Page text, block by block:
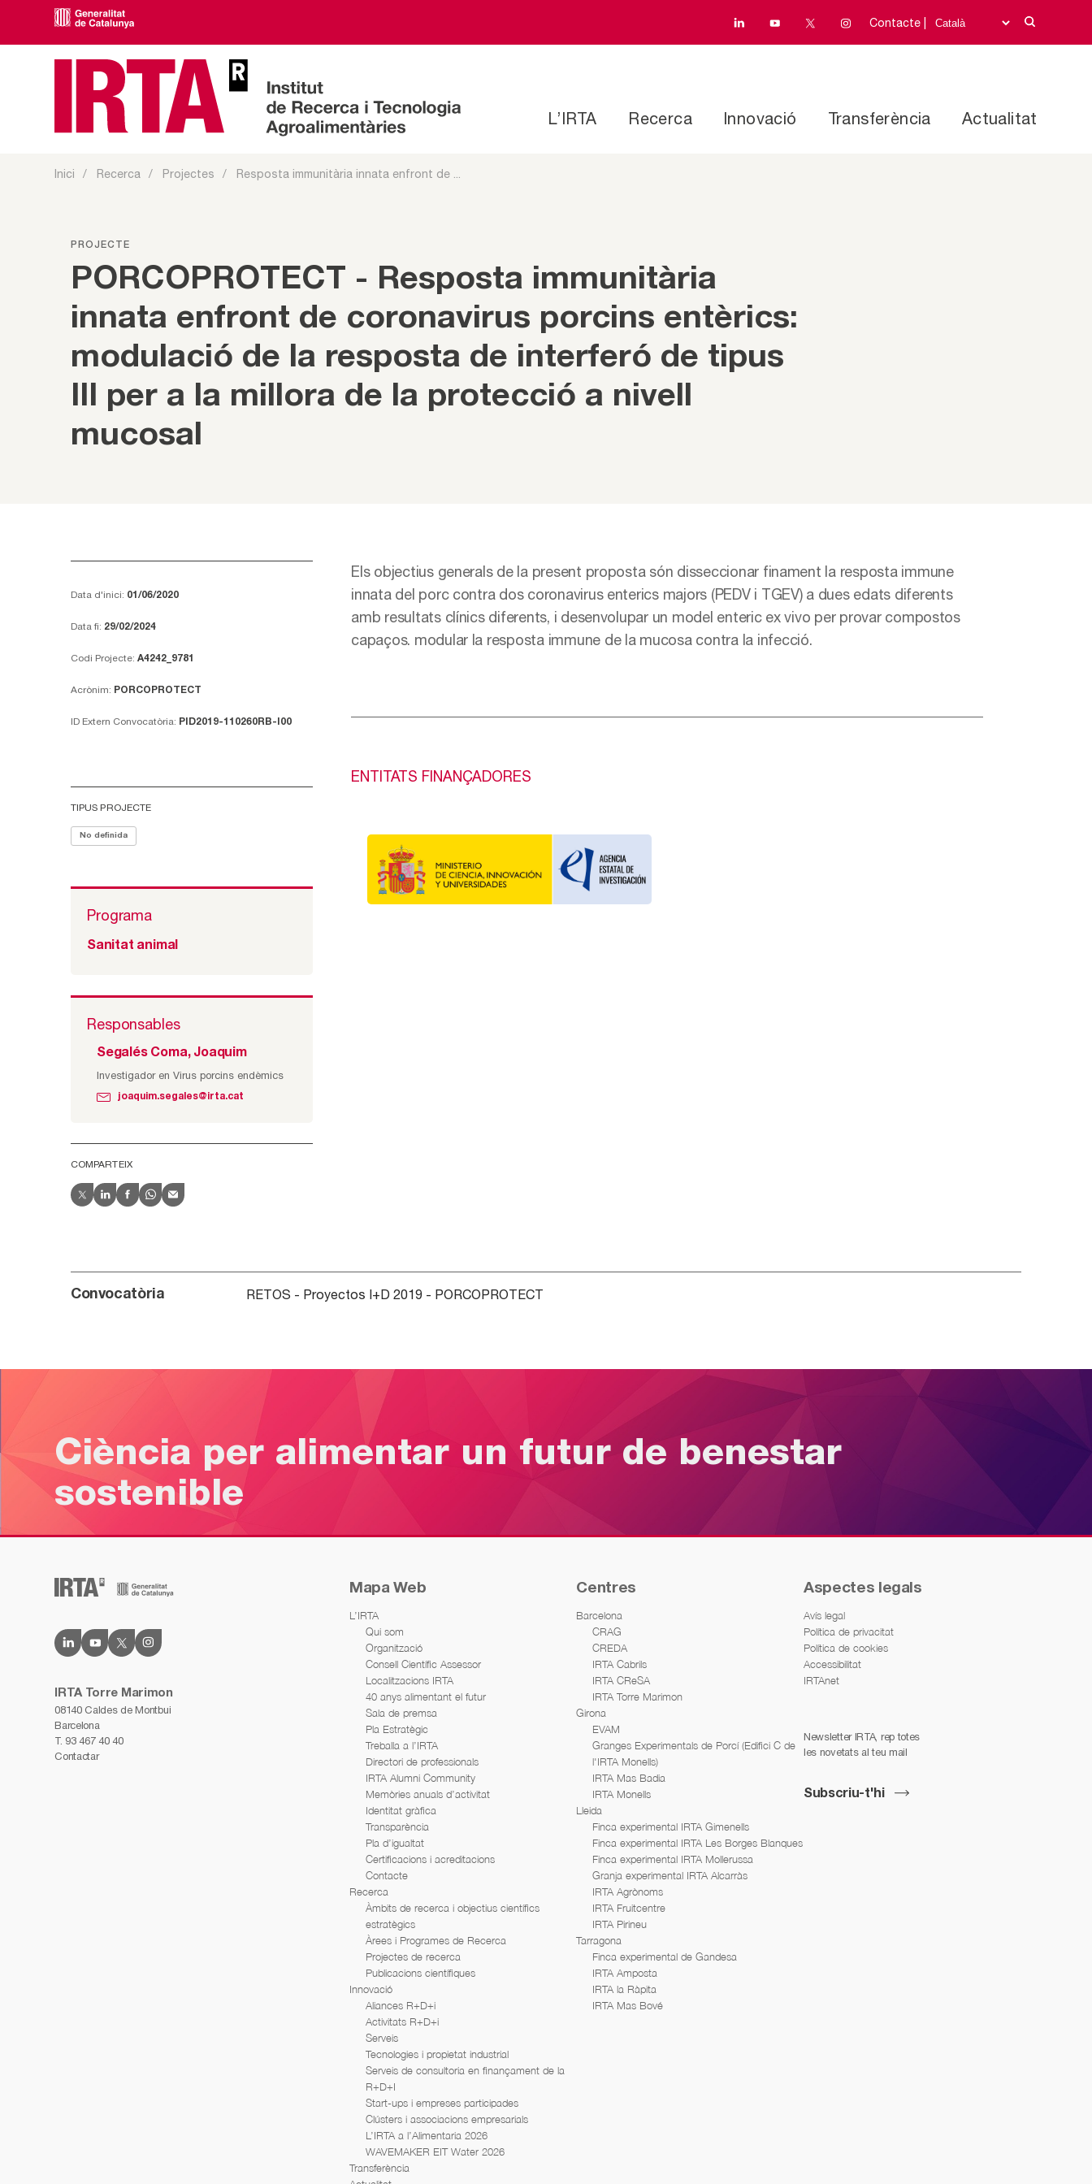
Contacte |
L’IRTA Recerca Innovació Transferència Actualitat
Inici Recerca Projectes Resposta immunitària innata enfront de ...
PROJECTE
PORCOPROTECT - Resposta immunitària
innata enfront de coronavirus porcins entèrics:
modulació de la resposta de interferó de tipus
III per a la millora de la protecció a nivell
mucosal
Data d'inici: 01/06/2020
Data fi: 29/02/2024
Codi Projecte: A4242_9781
Acrònim: PORCOPROTECT
ID Extern Convocatòria: PID2019-110260RB-I00
TIPUS PROJECTE
No definida
Programa
Sanitat animal
Responsables
Segalés Coma, Joaquim
Investigador en Virus porcins endèmics
joaquim.segales@irta.cat
COMPARTEIX
Els objectius generals de la present proposta són disseccionar finament la resposta immune
innata del porc contra dos coronavirus enterics majors (PEDV i TGEV) a dues edats diferents
amb resultats clínics diferents, i desenvolupar un model enteric ex vivo per provar compostos
capaços. modular la resposta immune de la mucosa contra la infecció.
ENTITATS FINANÇADORES
Convocatòria RETOS - Proyectos I+D 2019 - PORCOPROTECT
Ciència per alimentar un futur de benestar
sostenible
IRTA Torre Marimon
08140 Caldes de Montbui
Barcelona
T. 93 467 40 40
Contactar
Mapa Web
L’IRTA
Qui som
Organització
Consell Científic Assessor
Localitzacions IRTA
40 anys alimentant el futur
Sala de premsa
Pla Estratègic
Treballa a l’IRTA
Directori de professionals
IRTA Alumni Community
Memòries anuals d’activitat
Identitat gràfica
Transparència
Pla d’igualtat
Certificacions i acreditacions
Contacte
Recerca
Àmbits de recerca i objectius científics
estratègics
Àrees i Programes de Recerca
Projectes de recerca
Publicacions científiques
Innovació
Aliances R+D+i
Activitats R+D+i
Serveis
Tecnologies i propietat industrial
Serveis de consultoria en finançament de la
R+D+I
Start-ups i empreses participades
Clústers i associacions empresarials
L’IRTA a l’Alimentaria 2026
WAVEMAKER EIT Water 2026
Transferència
Centres
Barcelona
CRAG
CREDA
IRTA Cabrils
IRTA CReSA
IRTA Torre Marimon
Girona
EVAM
Granges Experimentals de Porcí (Edifici C de
l'IRTA Monells)
IRTA Mas Badia
IRTA Monells
Lleida
Finca experimental IRTA Gimenells
Finca experimental IRTA Les Borges Blanques
Finca experimental IRTA Mollerussa
Granja experimental IRTA Alcarràs
IRTA Agrònoms
IRTA Fruitcentre
IRTA Pirineu
Tarragona
Finca experimental de Gandesa
IRTA Amposta
IRTA la Ràpita
IRTA Mas Bové
Aspectes legals
Avís legal
Política de privacitat
Política de cookies
Accessibilitat
IRTAnet
Newsletter IRTA, rep totes
les novetats al teu mail
Subscriu-t'hi